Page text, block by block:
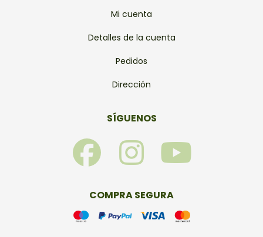
Mi cuenta
Detalles de la cuenta
Pedidos
Dirección
SÍGUENOS
F
a
c
I
n
s
Y
u
COMPRA SEGURA